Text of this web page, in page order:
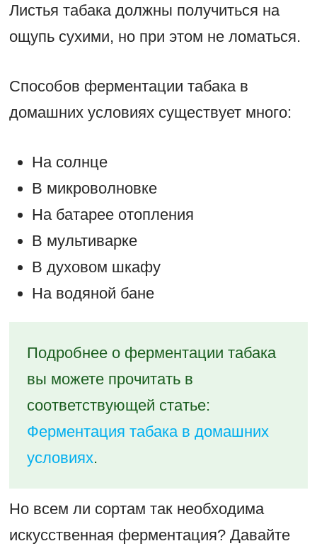
Листья табака должны получиться на
ощупь сухими, но при этом не ломаться.
Способов ферментации табака в
домашних условиях существует много:
На солнце
В микроволновке
На батарее отопления
В мультиварке
В духовом шкафу
На водяной бане
Подробнее о ферментации табака
вы можете прочитать в
соответствующей статье:
Ферментация табака в домашних
условиях.
Но всем ли сортам так необходима
искусственная ферментация? Давайте